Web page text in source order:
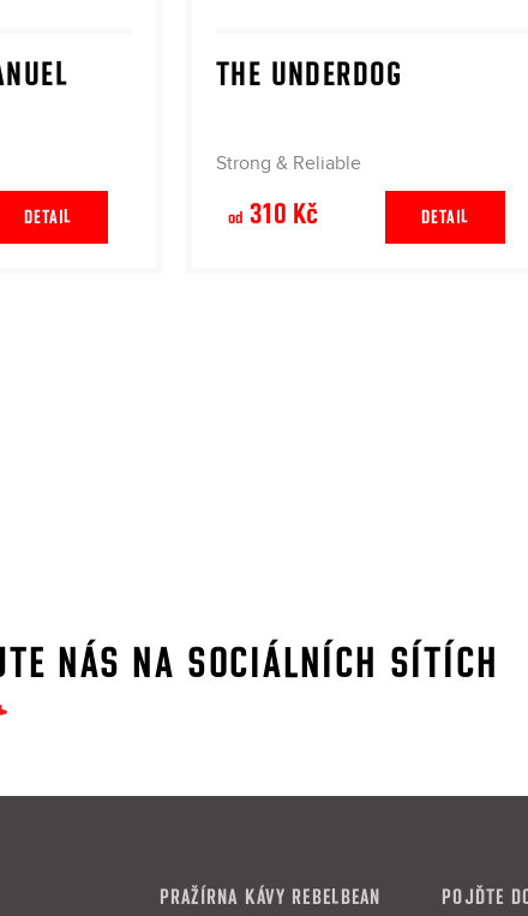
DETAIL
THE UNDERDOG
Strong & Reliable
od 310 Kč DETAIL
NÁS NA SOCIÁLNÍCH SÍTÍCH
PRAŽÍRNA KÁVY REBELBEAN POJĎTE